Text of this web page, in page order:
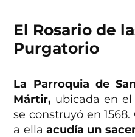
El Rosario de
Purgatorio
La Parroquia de
Mártir, ubicada en
se construyó en
a ellaacudía un